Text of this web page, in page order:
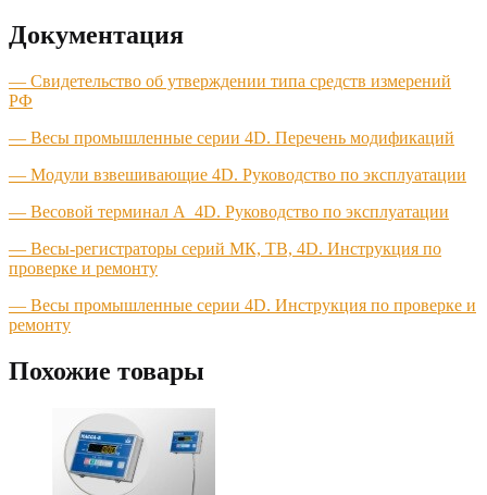
Документация
— Свидетельство об утверждении типа средств измерений
РФ
— Весы промышленные серии 4D. Перечень модификаций
— Модули взвешивающие 4D. Руководство по эксплуатации
— Весовой терминал A_4D. Руководство по эксплуатации
— Весы-регистраторы серий МК, ТВ, 4D. Инструкция по
проверке и ремонту
— Весы промышленные серии 4D. Инструкция по проверке и
ремонту
Похожие товары